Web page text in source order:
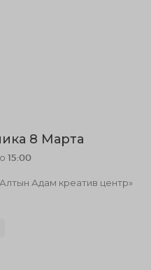
8 Марта
15:00
Адам креатив центр»